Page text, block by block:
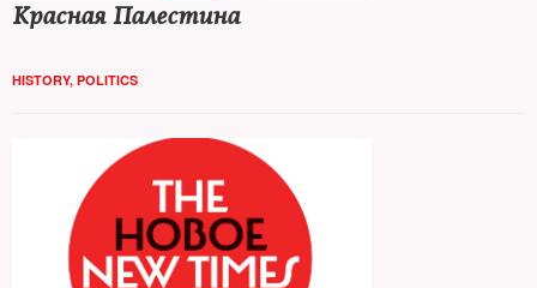
Красная Палестина
HISTORY, POLITICS